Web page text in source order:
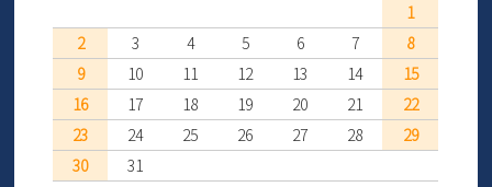
1
2
3 4 5 6 7
8
9
10 11 12 13 14
15
16
17 18 19 20 21
22
23
24 25 26 27 28
29
30
31